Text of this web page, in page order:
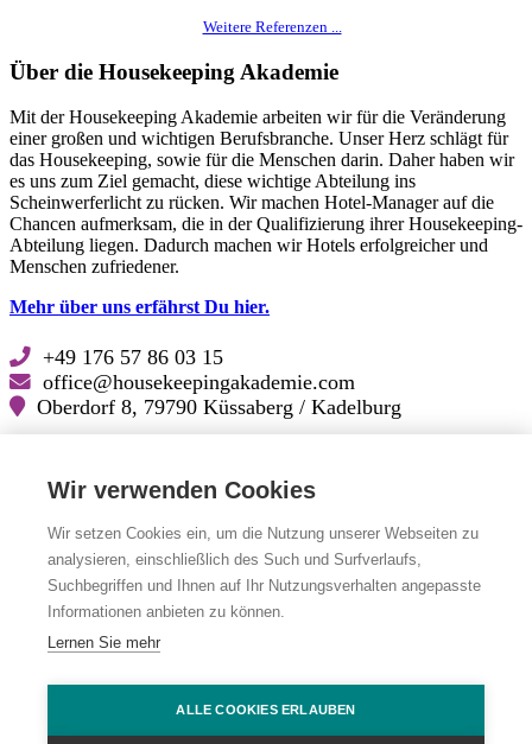
Weitere Referenzen ...
Über die Housekeeping Akademie
Mit der Housekeeping Akademie arbeiten wir für die Veränderung
einer großen und wichtigen Berufsbranche. Unser Herz schlägt für
das Housekeeping, sowie für die Menschen darin. Daher haben wir
es uns zum Ziel gemacht, diese wichtige Abteilung ins
Scheinwerferlicht zu rücken. Wir machen Hotel-Manager auf die
Chancen aufmerksam, die in der Qualifizierung ihrer Housekeeping-
Abteilung liegen. Dadurch machen wir Hotels erfolgreicher und
Menschen zufriedener.
Mehr über uns erfährst Du hier.
+49 176 57 86 03 15
office@housekeepingakademie.com
Oberdorf 8, 79790 Küssaberg / Kadelburg
Lösungskatalog für Hoteliers (PDF zum Download)
Folge uns auf
Facebook Facebook
LinkedInLinkedIn
InstagramInstagram
© Die Housekeeping Akademie 2026. Alle Rechte vorbehalten.
www.karl-karl.com| we develop design and create
Wir verwenden Cookies
Wir setzen Cookies ein, um die Nutzung unserer Webseiten zu
analysieren, einschließlich des Such und Surfverlaufs,
Suchbegriffen und Ihnen auf Ihr Nutzungsverhalten angepasste
Informationen anbieten zu können.
Lernen Sie mehr
ALLE COOKIES ERLAUBEN